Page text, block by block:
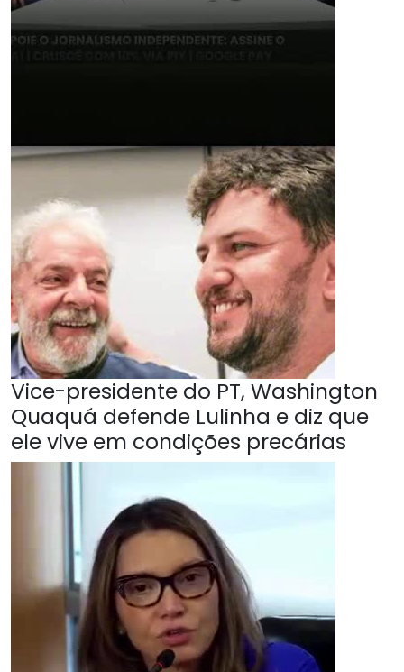
Vice-presidente do PT, Washington
Quaquá defende Lulinha e diz que
ele vive em condições precárias